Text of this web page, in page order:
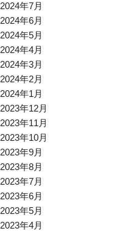
2024年7月
2024年6月
2024年5月
2024年4月
2024年3月
2024年2月
2024年1月
2023年12月
2023年11月
2023年10月
2023年9月
2023年8月
2023年7月
2023年6月
2023年5月
2023年4月